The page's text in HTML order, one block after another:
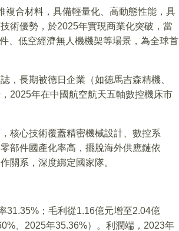
複合材料，具備輕量化、高動態性能，具
術優勢，於2025年實現商業化突破，當
、低空經濟無人機機架等場景，為全球首
，長期被德日企業（如德馬吉森精機、
2025年在中國航空航天五軸數控機床市
核心技術覆蓋精密機械設計、數控系
部件國產化率高，擺脫海外供應鏈依
關系，深度綁定國家隊。
31.35%；毛利從1.16億元增至2.04億
、2025年35.36%）。利潤端，2023年